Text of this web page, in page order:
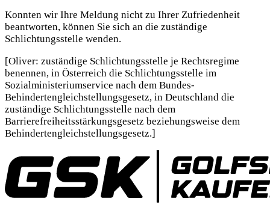
Konnten wir Ihre Meldung nicht zu Ihrer Zufriedenheit
beantworten, können Sie sich an die zuständige
Schlichtungsstelle wenden.
[Oliver: zuständige Schlichtungsstelle je Rechtsregime
benennen, in Österreich die Schlichtungsstelle im
Sozialministeriumservice nach dem Bundes-
Behindertengleichstellungsgesetz, in Deutschland die
zuständige Schlichtungsstelle nach dem
Barrierefreiheitsstärkungsgesetz beziehungsweise dem
Behindertengleichstellungsgesetz.]